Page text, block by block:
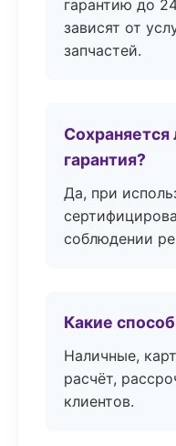
гарантию до
зависят от
запчастей.
Сохраняется
гарантия?
Да, при
соблюдении
Какие
Наличные,
расчёт,
клиентов.